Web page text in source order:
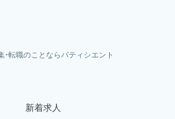
・転職のことならパティシエント
新着求人